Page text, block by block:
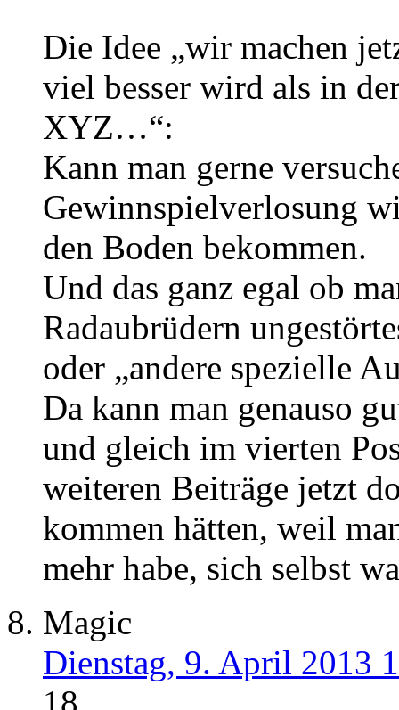
Die Idee „wir machen
viel besser wird als in
XYZ…“:
Kann man gerne
Gewinnspielverlosung
den Boden bekommen.
Und das ganz egal ob
Radaubrüdern
oder „andere spezielle
Da kann man genauso
und gleich im vierten
weiteren Beiträge jetzt
kommen hätten, weil
mehr habe, sich selbst
Magic
Dienstag, 9. April 2013
18